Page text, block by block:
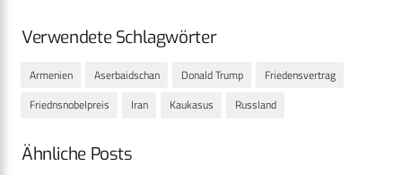
Verwendete Schlagwörter
Armenien Aserbaidschan Donald Trump
Friedensvertrag
Friednsnobelpreis
Iran Kaukasus Russland
Ähnliche Posts